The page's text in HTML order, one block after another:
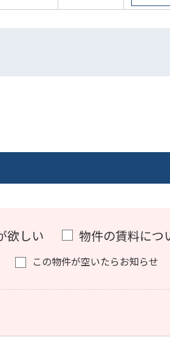
欲しい
物件の賃料につ
この物件が空いたらお知らせ